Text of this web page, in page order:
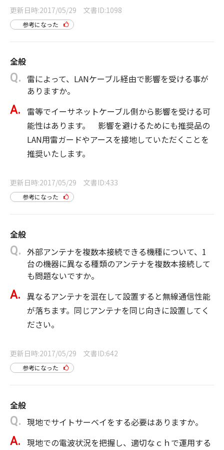
更新日時 2017/05/29 文書ID 1098
参考になった
全般
雷によって、LANケーブル経由で影響を受ける事が
ありますか。
雷等でイーサネットケーブル側から影響を受ける可
能性はあります。 影響を避けるためにも推奨品の
LAN用雷ガードやアースを接地していただくことを
推奨いたします。
更新日時 2017/05/29 文書ID 433
参考になった
全般
外部アンテナを複数本接続できる機種について、1
台の機器に異なる種類のアンテナを複数本接続して
も問題ないですか。
異なるアンテナを混在して設置すると無線通信性能
が落ちます。同じアンテナを同じ向きに設置してく
ださい。
更新日時 2017/05/29 文書ID 642
参考になった
全般
現地でサイトサーベイをする必要はありますか。
現地での電波状況を把握し、適切なｃｈで運用する